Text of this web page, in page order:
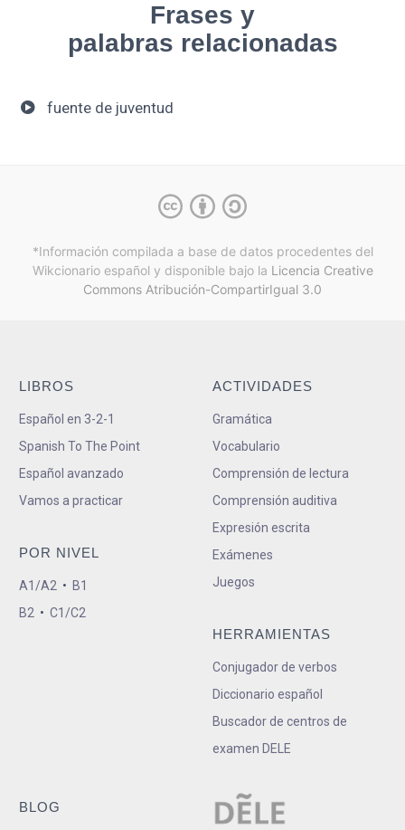
Frases y
palabras relacionadas
fuente de juventud
*Información compilada a base de datos procedentes del
Wikcionario español y disponible bajo la Licencia Creative
Commons Atribución-CompartirIgual 3.0
LIBROS
Español en 3-2-1
Spanish To The Point
Español avanzado
Vamos a practicar
POR NIVEL
A1/A2 • B1
B2 • C1/C2
ACTIVIDADES
Gramática
Vocabulario
Comprensión de lectura
Comprensión auditiva
Expresión escrita
Exámenes
Juegos
HERRAMIENTAS
Conjugador de verbos
Diccionario español
Buscador de centros de
examen DELE
BLOG